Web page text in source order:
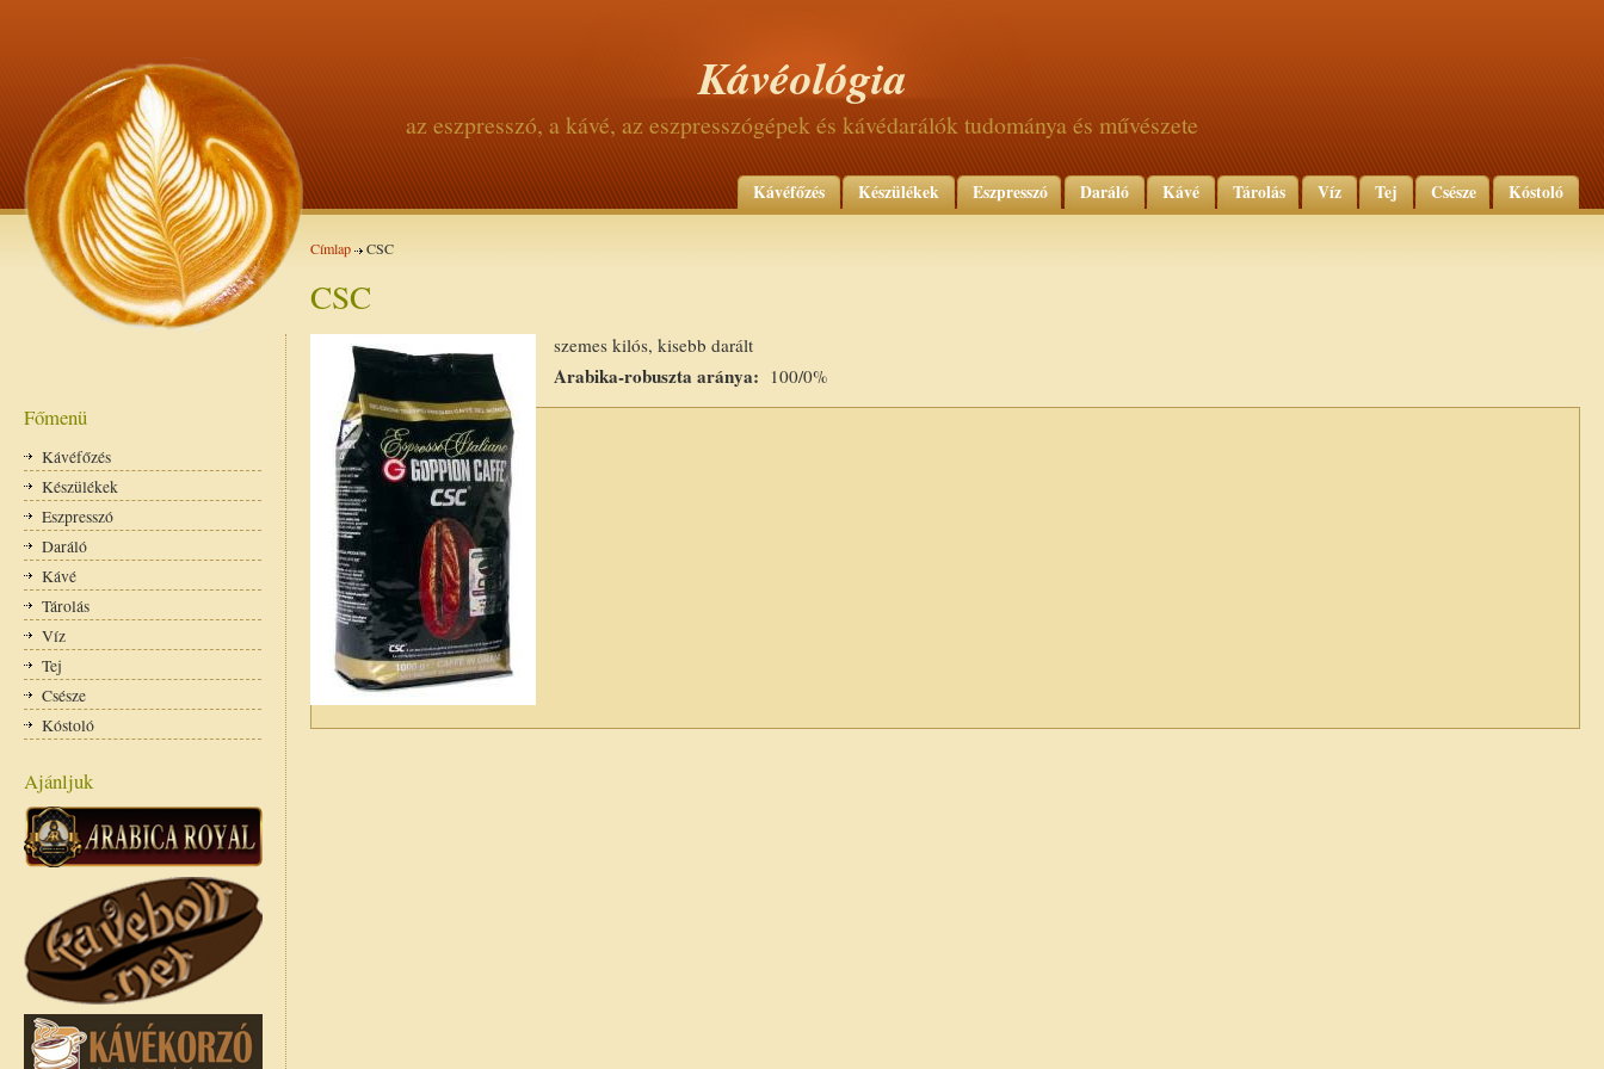
Kávéológia
az eszpresszó, a kávé, az eszpresszógépek és kávédarálók tudománya és művészete
Kávéfőzés Készülékek Eszpresszó Daráló Kávé Tárolás Víz Tej Csésze Kóstoló
Címlap CSC
CSC
szemes kilós, kisebb darált
Arabika-robuszta aránya: 100/0%
Főmenü
Kávéfőzés
Készülékek
Eszpresszó
Daráló
Kávé
Tárolás
Víz
Tej
Csésze
Kóstoló
Ajánljuk